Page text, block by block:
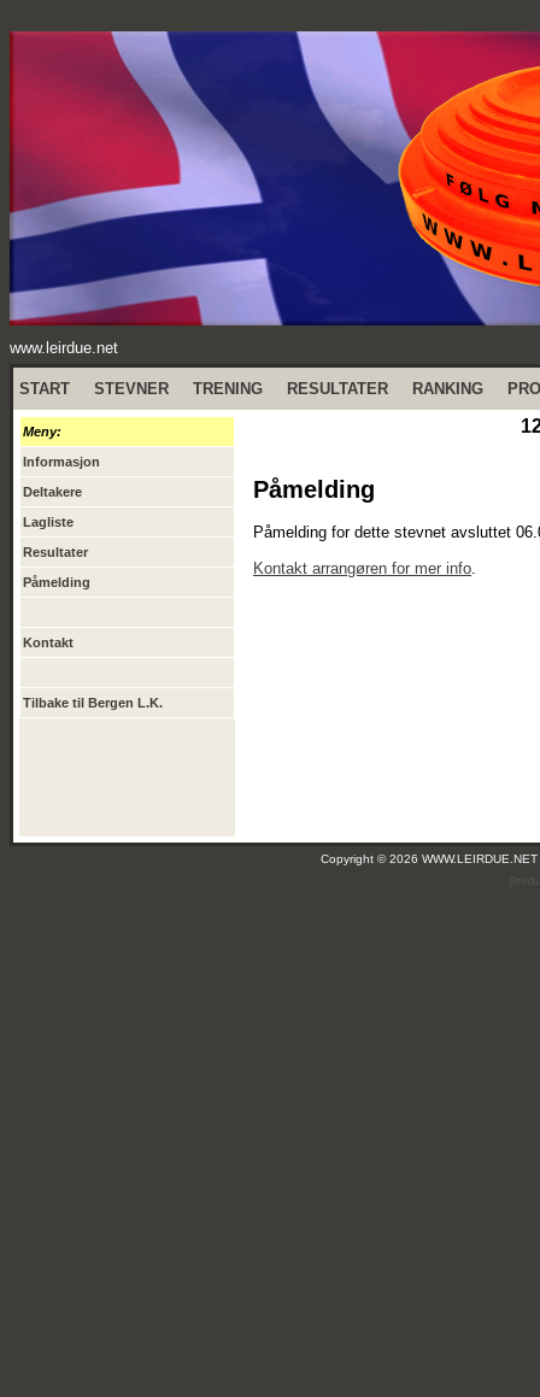
www.leirdue.net
START STEVNER TRENING RESULTATER RANKING
Meny:
Informasjon
Deltakere
Lagliste
Resultater
Påmelding
Kontakt
Tilbake til Bergen L.K.
Påmelding
Påmelding for dette stevnet avsluttet
Kontakt arrangøren for mer info.
Copyright © 2026